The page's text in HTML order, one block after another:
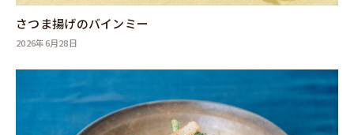
さつま揚げのバインミー
2026年6月28日